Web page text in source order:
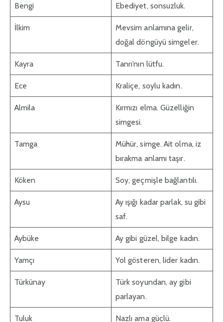
Bengi Ebediyet, sonsuzluk.
İlkim
Mevsim anlamına gelir,
doğal döngüyü simgeler.
Kayra Tanrı’nın lütfu.
Ece Kraliçe, soylu kadın.
Almila
Kırmızı elma. Güzelliğin
simgesi.
Tamga
Mühür, simge. Ait olma, iz
bırakma anlamı taşır.
Köken Soy, geçmişle bağlantılı.
Aysu
Ay ışığı kadar parlak, su gibi
saf.
Aybüke Ay gibi güzel, bilge kadın.
Yamçı Yol gösteren, lider kadın.
Türkünay
Türk soyundan, ay gibi
parlayan.
Tuluk Nazlı ama güçlü.